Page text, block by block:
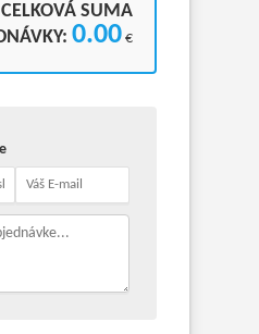
CELKOVÁ SUMA
0.00 €